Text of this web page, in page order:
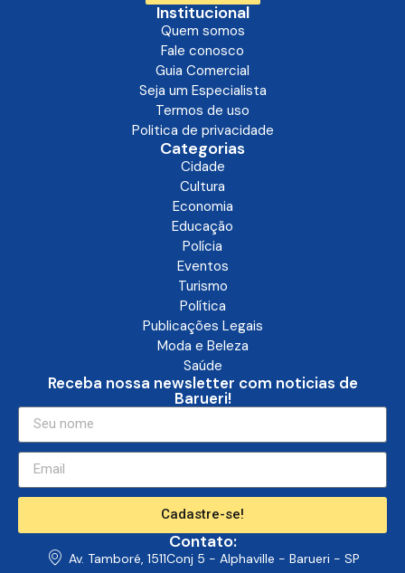
Institucional
Quem somos
Fale conosco
Guia Comercial
Seja um Especialista
Termos de uso
Politica de privacidade
Categorias
Cidade
Cultura
Economia
Educação
Polícia
Eventos
Turismo
Política
Publicações Legais
Moda e Beleza
Saúde
Receba nossa newsletter com noticias de
Barueri!
Cadastre-se!
Contato:
Av. Tamboré, 1511Conj 5 - Alphaville - Barueri - SP